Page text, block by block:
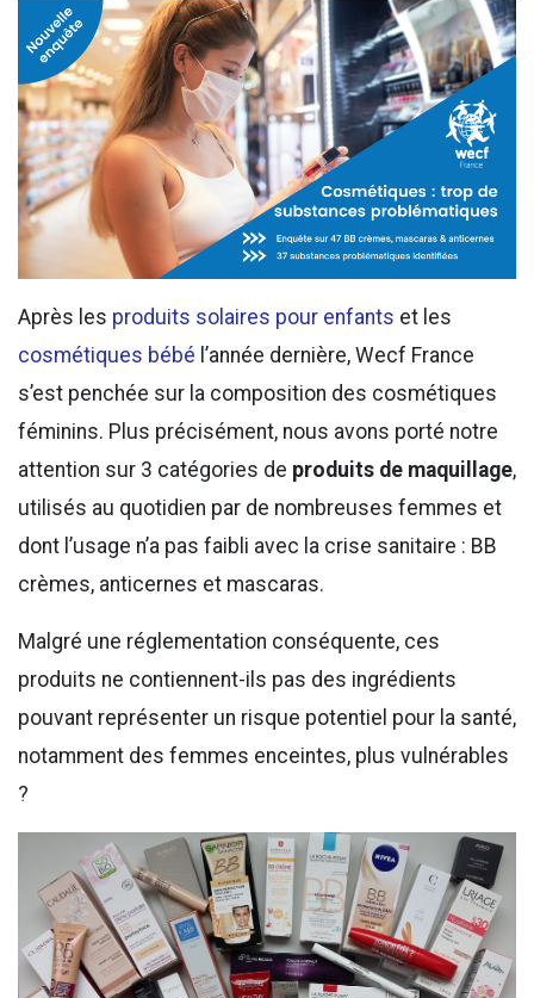
Après les produits solaires pour enfants et les
cosmétiques bébé l’année dernière, Wecf France
s’est penchée sur la composition des cosmétiques
féminins. Plus précisément, nous avons porté notre
attention sur 3 catégories de produits de maquillage,
utilisés au quotidien par de nombreuses femmes et
dont l’usage n’a pas faibli avec la crise sanitaire : BB
crèmes, anticernes et mascaras.
Malgré une réglementation conséquente, ces
produits ne contiennent-ils pas des ingrédients
pouvant représenter un risque potentiel pour la santé,
notamment des femmes enceintes, plus vulnérables
?